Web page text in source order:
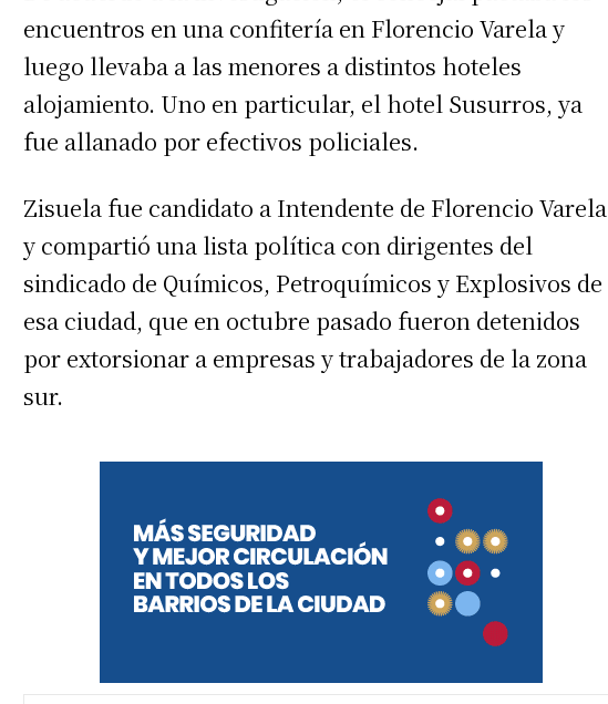
encuentros en una confitería en Florencio Varela y
luego llevaba a las menores a distintos hoteles
alojamiento. Uno en particular, el hotel Susurros, ya
fue allanado por efectivos policiales.
Zisuela fue candidato a Intendente de Florencio Varela
y compartió una lista política con dirigentes del
sindicado de Químicos, Petroquímicos y Explosivos de
esa ciudad, que en octubre pasado fueron detenidos
por extorsionar a empresas y trabajadores de la zona
sur.